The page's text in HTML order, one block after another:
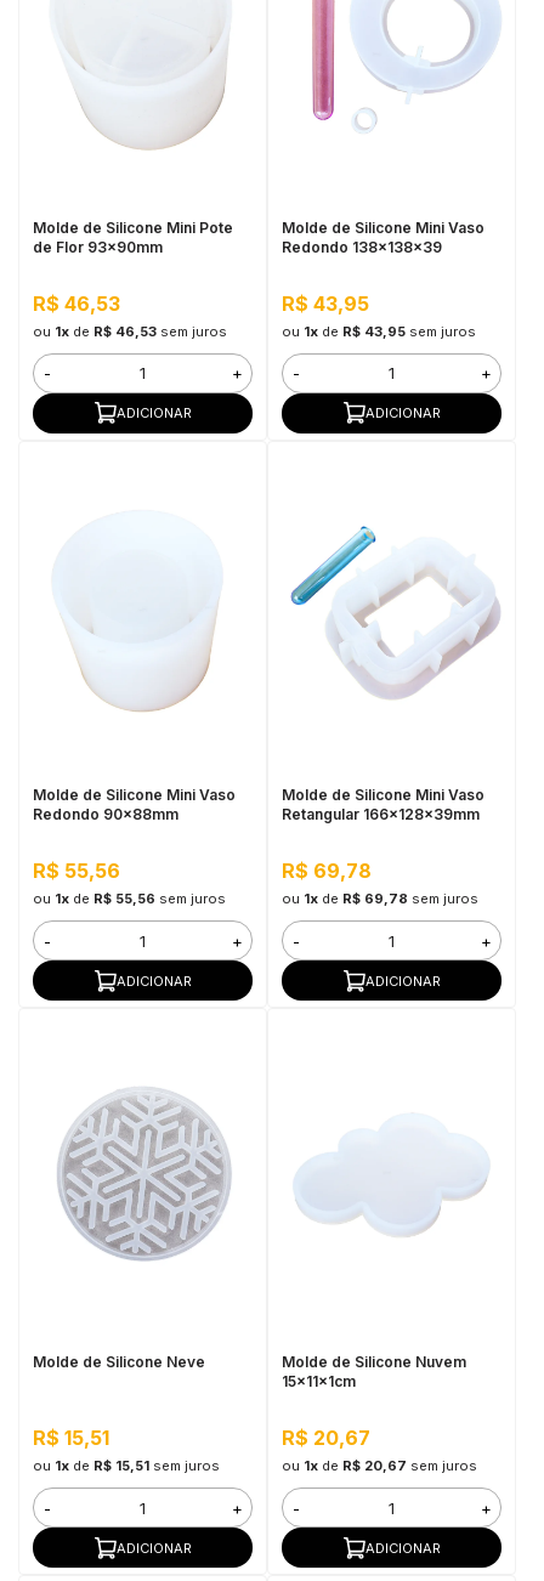
Molde de Silicone Mini Pote
de Flor 93x90mm
R$ 46,53
ou 1xde R$ 46,53 sem juros
- +
ADICIONAR
Molde de Silicone Mini Vaso
Redondo 138x138x39
R$ 43,95
ou 1xde R$ 43,95 sem juros
- +
ADICIONAR
Molde de Silicone Mini Vaso
Redondo 90x88mm
R$ 55,56
ou 1xde R$ 55,56 sem juros
- +
ADICIONAR
Molde de Silicone Mini Vaso
Retangular 166x128x39mm
R$ 69,78
ou 1xde R$ 69,78 sem juros
- +
ADICIONAR
Molde de Silicone Neve
R$ 15,51
ou 1xde R$ 15,51 sem juros
- +
ADICIONAR
Molde de Silicone Nuvem
15x11x1cm
R$ 20,67
ou 1xde R$ 20,67 sem juros
- +
ADICIONAR